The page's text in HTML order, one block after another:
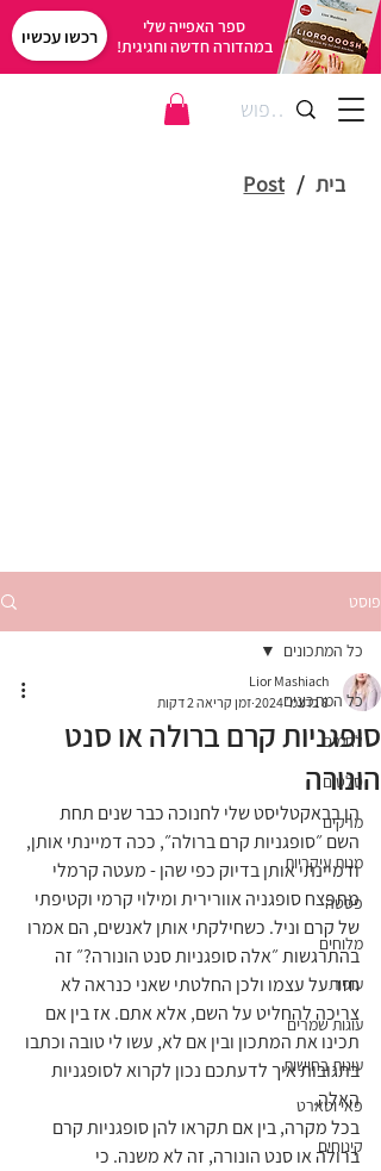
רכשו עכשיו
ספר האפייה שלי
במהדורה חדשה וחגיגית!
בית /
Post
פוסט
כל המתכונים
לחמים
סלטים
מרקים
מנות עיקריות
פסטה
מלוחים
עוגיות
עוגות שמרים
עוגות בחושות
פאי וטארט
קינוחים
כל המתכונים
סופגניות קרם ברולה או סנט
הונורה
Lior Mashiach
8 בדצמ׳ 2024
זמן קריאה 2 דקות
הן בבאקטליסט שלי לחנוכה כבר שנים תחת
השם ״סופגניות קרם ברולה״, ככה דמיינתי אותן,
ודמיינתי אותן בדיוק כפי שהן - מעטה קרמלי
מתפצח סופגניה אוורירית ומילוי קרמי וקטיפתי
של קרם וניל. כשחילקתי אותן לאנשים, הם אמרו
בהתרגשות ״אלה סופגניות סנט הונורה?״ זה
חזר על עצמו ולכן החלטתי שאני כנראה לא
צריכה להחליט על השם, אלא אתם. אז בין אם
תכינו את המתכון ובין אם לא, עשו לי טובה וכתבו
בתגובות איך לדעתכם נכון לקרוא לסופגניות
האלה.
בכל מקרה, בין אם תקראו להן סופגניות קרם
ברולה או סנט הונורה, זה לא משנה. כי